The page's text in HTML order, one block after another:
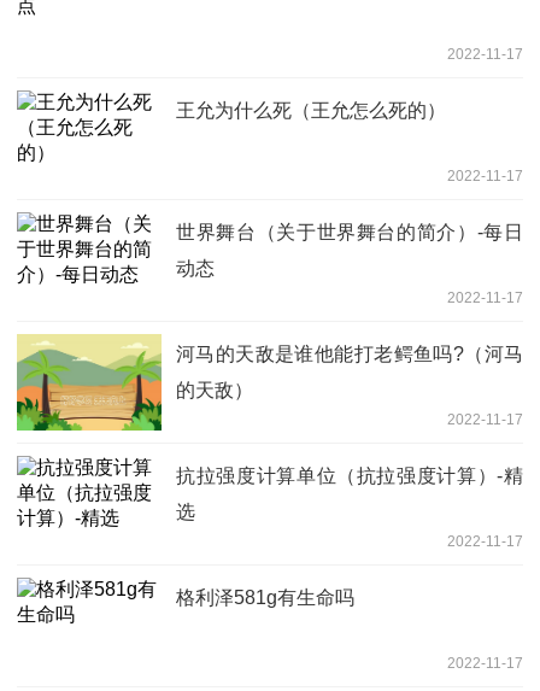
2022-11-17
王允为什么死（王允怎么死的）
2022-11-17
世界舞台（关于世界舞台的简介）-每日
动态
2022-11-17
河马的天敌是谁他能打老鳄鱼吗?（河马
的天敌）
2022-11-17
抗拉强度计算单位（抗拉强度计算）-精
选
2022-11-17
格利泽581g有生命吗
2022-11-17